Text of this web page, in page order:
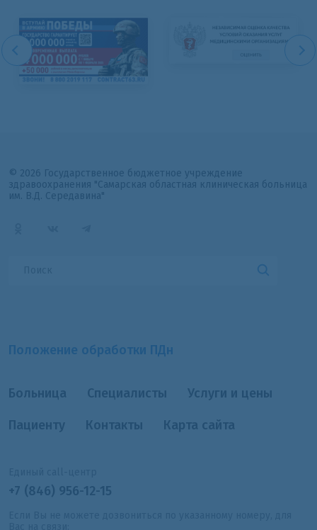
© 2026 Государственное бюджетное учреждение
здравоохранения "Самарская областная клиническая больница
им. В.Д. Середавина"
Положение обработки ПДн
Больница Специалисты Услуги и цены
Пациенту Контакты Карта сайта
+7 (846) 956-12-15